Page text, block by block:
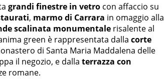
grandi finestre in vetro con affaccio su
, marmo di Carrara in omaggio alla
scalinata monumentale risalente al
green è rappresentata dalla corte
di Santa Maria Maddalena delle
il negozio, e dalla terrazza con
romane.